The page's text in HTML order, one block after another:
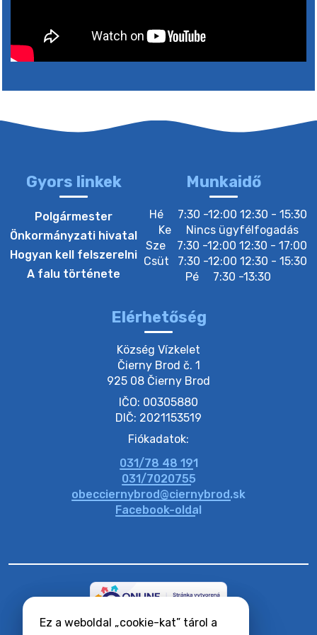
Ez a weboldal „cookie-kat” tárol a
4. augusztus 2026 15:30
3. augusztus 2026 05:00
22. július 2026 16:26
20. július 2026 11:54
20. július 2026 11:51
Gyors linkek
Polgármester
Önkormányzati hivatal
Hogyan kell felszerelni
A falu története
Munkaidő
Hé
7:30 -12:00 12:30 - 15:30
Ke
Nincs ügyfélfogadás
Sze
7:30 -12:00 12:30 - 17:00
Csüt
7:30 -12:00 12:30 - 15:30
Pé
7:30 -13:30
Elérhetőség
Község Vízkelet
Čierny Brod č. 1
925 08 Čierny Brod
IČO: 00305880
DIČ: 2021153519
Fiókadatok:
031/78 48 191
031/7020755
obecciernybrod@ciernybrod.sk
Facebook-oldal